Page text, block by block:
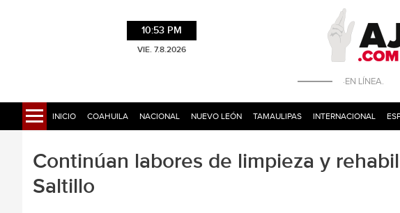
10:53 PM
VIE. 7.8.2026
·EN LÍNEA.
INICIO COAHUILA NACIONAL NUEVO LEÓN TAMAULIPAS INTERNACIONAL
Continúan labores de limpieza y
Saltillo